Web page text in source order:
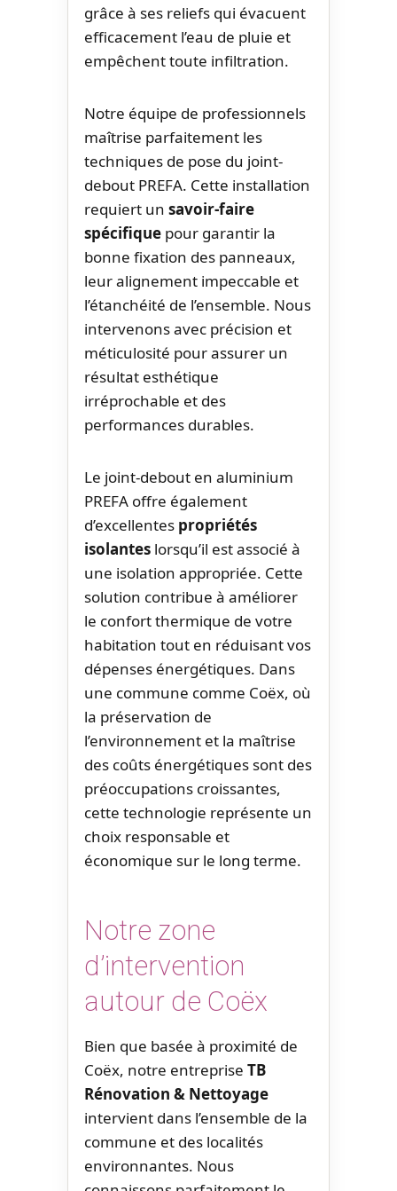
grâce à ses reliefs qui évacuent
efficacement l’eau de pluie et
empêchent toute infiltration.
Notre équipe de professionnels
maîtrise parfaitement les
techniques de pose du joint-
debout PREFA. Cette installation
requiert un savoir-faire
spécifique pour garantir la
bonne fixation des panneaux,
leur alignement impeccable et
l’étanchéité de l’ensemble. Nous
intervenons avec précision et
méticulosité pour assurer un
résultat esthétique
irréprochable et des
performances durables.
Le joint-debout en aluminium
PREFA offre également
d’excellentes propriétés
isolantes lorsqu’il est associé à
une isolation appropriée. Cette
solution contribue à améliorer
le confort thermique de votre
habitation tout en réduisant vos
dépenses énergétiques. Dans
une commune comme Coëx, où
la préservation de
l’environnement et la maîtrise
des coûts énergétiques sont des
préoccupations croissantes,
cette technologie représente un
choix responsable et
économique sur le long terme.
Notre zone
d’intervention
autour de Coëx
Bien que basée à proximité de
Coëx, notre entreprise TB
Rénovation & Nettoyage
intervient dans l’ensemble de la
commune et des localités
environnantes. Nous